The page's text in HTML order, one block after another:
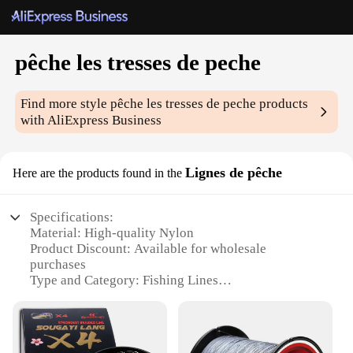
pêche les tresses de peche
Find more stylepêche les tresses de peche products
with AliExpress Business
Here are the products found in the Lignes de pêche
Specifications:
Material: High-quality Nylon
Product Discount: Available for wholesale
purchases
Type and Category: Fishing Lines
Usage and Purpose: Ideal for various fishing
scenarios
Shape or Size or Weight or Quantity: Comes in